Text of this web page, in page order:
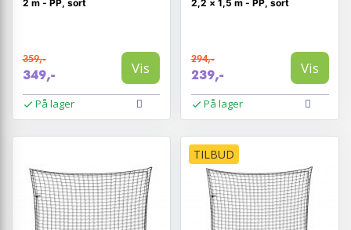
2 m - PP, sort
359,-
349,- Vis
På lager
2,2 × 1,5 m - PP, sort
294,-
239,- Vis
På lager
TILBUD